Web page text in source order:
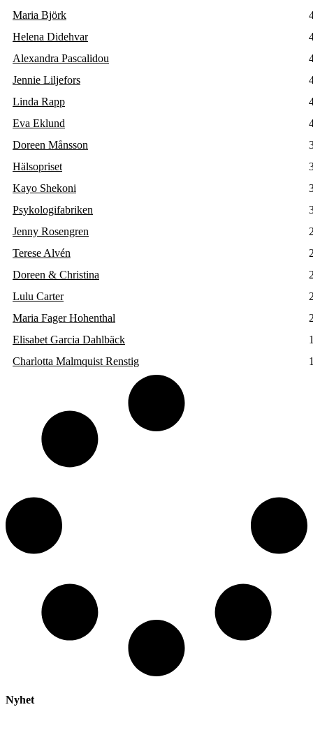
Maria Björk
Helena Didehvar
Alexandra Pascalidou
Jennie Liljefors
Linda Rapp
Eva Eklund
Doreen Månsson
Hälsopriset
Kayo Shekoni
Psykologifabriken
Jenny Rosengren
Terese Alvén
Doreen & Christina
Lulu Carter
Maria Fager Hohenthal
Elisabet Garcia Dahlbäck
Charlotta Malmquist Renstig
Nyhet